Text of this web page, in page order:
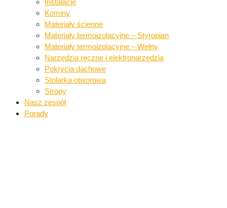
Kominy
Materiały ścienne​
Materiały termoizolacyjne – Styropian
Materiały termoizolacyjne – Wełny​
Narzędzia ręczne i elektronarzędzia​
Pokrycia dachowe​​
Stolarka otworowa
Stropy
Nasz zespół
Porady